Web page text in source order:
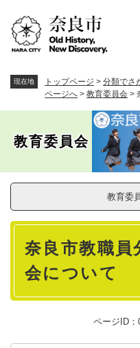
現在地 トップページ > 分類でさ
ページへ > 教育委員会 >
教育委員会
教育委
本
奈良市教職員
会について
ページID：